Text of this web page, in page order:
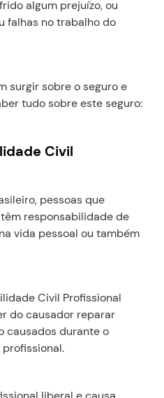
algum prejuízo, ou
falhas no trabalho do
surgir sobre o seguro e
tudo sobre este seguro:
Civil
pessoas que
responsabilidade de
vida pessoal ou também
Civil Profissional
do causador reparar
causados durante o